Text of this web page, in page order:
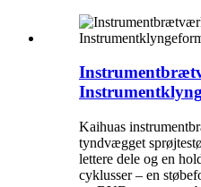
Kaihuas
tyndvægget
lettere dele og en
cyklusser – en